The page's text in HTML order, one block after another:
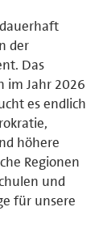
der
Das
im Jahr 2026
es endlich
höhere
Regionen
und
für unsere